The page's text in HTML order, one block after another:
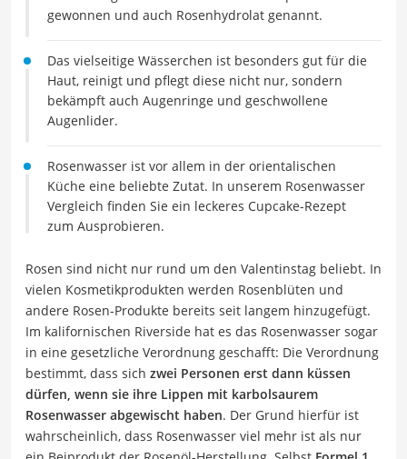
gewonnen und auch Rosenhydrolat genannt.
Das vielseitige Wässerchen ist besonders gut für die
Haut, reinigt und pflegt diese nicht nur, sondern
bekämpft auch Augenringe und geschwollene
Augenlider.
Rosenwasser ist vor allem in der orientalischen
Küche eine beliebte Zutat. In unserem Rosenwasser
Vergleich finden Sie ein leckeres Cupcake-Rezept
zum Ausprobieren.
Rosen sind nicht nur rund um den Valentinstag beliebt. In
vielen Kosmetikprodukten werden Rosenblüten und
andere Rosen-Produkte bereits seit langem hinzugefügt.
Im kalifornischen Riverside hat es das Rosenwasser sogar
in eine gesetzliche Verordnung geschafft: Die Verordnung
bestimmt, dass sich zwei Personen erst dann küssen
dürfen, wenn sie ihre Lippen mit karbolsaurem
Rosenwasser abgewischt haben. Der Grund hierfür ist
wahrscheinlich, dass Rosenwasser viel mehr ist als nur